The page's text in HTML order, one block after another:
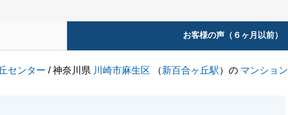
お客様の声（６ヶ月以前）
センター / 神奈川県 川崎市麻生区 （新百合ヶ丘駅）の マンション